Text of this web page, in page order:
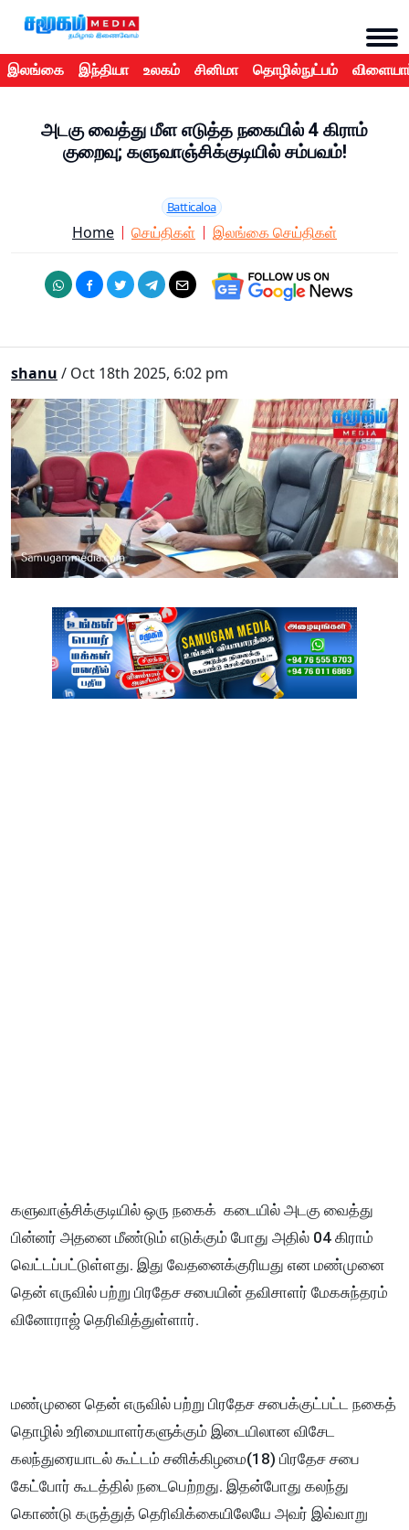
இலங்கை இந்தியா உலகம் சினிமா தொழில்நுட்பம்
அடகு வைத்து மீள எடுத்த நகையில் 4 கிராம்
குறைவு; களுவாஞ்சிக்குடியில் சம்பவம்!
Batticaloa
Home செய்திகள் இலங்கை செய்திகள்
shanu / Oct 18th 2025, 6:02 pm
களுவாஞ்சிக்குடியில் ஒரு நகைக் கடையில் அடகு வைத்து
பின்னர் அதனை மீண்டும் எடுக்கும் போது அதில் 04 கிராம்
வெட்டப்பட்டுள்ளது. இது வேதனைக்குரியது என மண்முனை
தென் எருவில் பற்று பிரதேச சபையின் தவிசாளர் மேகசுந்தரம்
வினோராஜ் தெரிவித்துள்ளார்.
மண்முனை தென் எருவில் பற்று பிரதேச சபைக்குட்பட்ட நகைத்
தொழில் உரிமையாளர்களுக்கும் இடையிலான விசேட
கலந்துரையாடல் கூட்டம் சனிக்கிழமை(18) பிரதேச சபை
கேட்போர் கூடத்தில் நடைபெற்றது. இதன்போது கலந்து
கொண்டு கருத்துத் தெரிவிக்கையிலேயே அவர் இவ்வாறு